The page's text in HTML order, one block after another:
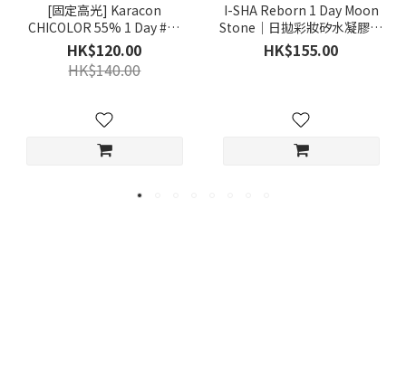
[固定高光] Karacon
CHICOLOR 55% 1 Day #42
Moony Gray 月影灰｜日拋彩
妝隱形眼鏡｜每盒10片
HK$120.00
HK$140.00
I-SHA Reborn 1 Day Moon
Stone｜日拋彩妝矽水凝膠隱
形眼鏡｜每盒10片
HK$155.00